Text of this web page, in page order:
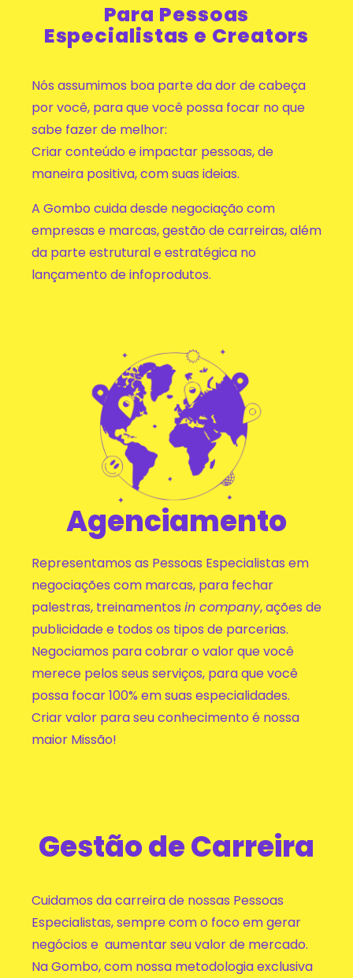
Para Pessoas
Especialistas e Creators​
Nós assumimos boa parte da dor de cabeça
por você, para que você possa focar no que
sabe fazer de melhor:
Criar conteúdo e impactar pessoas, de
maneira positiva, com suas ideias.
A Gombo cuida desde negociação com
empresas e marcas, gestão de carreiras, além
da parte estrutural e estratégica no
lançamento de infoprodutos.
Agenciamento
Representamos as Pessoas Especialistas em
negociações com marcas, para fechar
palestras, treinamentos in company, ações de
publicidade e todos os tipos de parcerias.
Negociamos para cobrar o valor que você
merece pelos seus serviços, para que você
possa focar 100% em suas especialidades.
Criar valor para seu conhecimento é nossa
maior Missão!
Gestão de Carreira
Cuidamos da carreira de nossas Pessoas
Especialistas, sempre com o foco em gerar
negócios e aumentar seu valor de mercado.
Na Gombo, com nossa metodologia exclusiva